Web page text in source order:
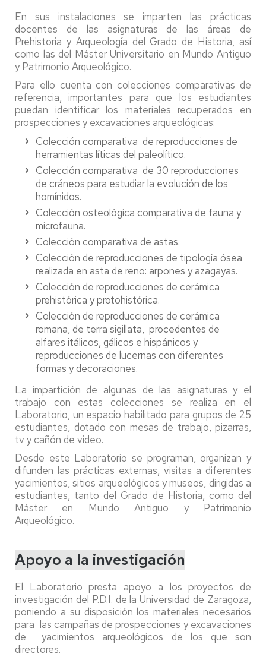
En sus instalaciones se imparten las prácticas
docentes de las asignaturas de las áreas de
Prehistoria y Arqueología del Grado de Historia, así
como las del Máster Universitario en Mundo Antiguo
y Patrimonio Arqueológico.
Para ello cuenta con colecciones comparativas de
referencia, importantes para que los estudiantes
puedan identificar los materiales recuperados en
prospecciones y excavaciones arqueológicas:
Colección comparativa de reproducciones de
herramientas líticas del paleolítico.
Colección comparativa de 30 reproducciones
de cráneos para estudiar la evolución de los
homínidos.
Colección osteológica comparativa de fauna y
microfauna.
Colección comparativa de astas.
Colección de reproducciones de tipología ósea
realizada en asta de reno: arpones y azagayas.
Colección de reproducciones de cerámica
prehistórica y protohistórica.
Colección de reproducciones de cerámica
romana, de terra sigillata, procedentes de
alfares itálicos, gálicos e hispánicos y
reproducciones de lucernas con diferentes
formas y decoraciones.
La impartición de algunas de las asignaturas y el
trabajo con estas colecciones se realiza en el
Laboratorio, un espacio habilitado para grupos de 25
estudiantes, dotado con mesas de trabajo, pizarras,
tv y cañón de video.
Desde este Laboratorio se programan, organizan y
difunden las prácticas externas, visitas a diferentes
yacimientos, sitios arqueológicos y museos, dirigidas a
estudiantes, tanto del Grado de Historia, como del
Máster en Mundo Antiguo y Patrimonio
Arqueológico.
Apoyo a la investigación
El Laboratorio presta apoyo a los proyectos de
investigación del P.D.I. de la Universidad de Zaragoza,
poniendo a su disposición los materiales necesarios
para las campañas de prospecciones y excavaciones
de yacimientos arqueológicos de los que son
directores.